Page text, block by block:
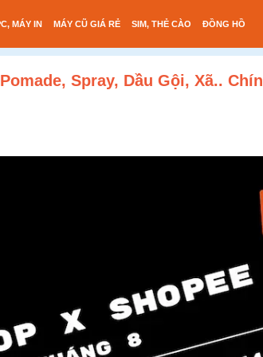
MÁY IN MÁY CŨ GIÁ RẺ SIM, THẺ CÀO ĐỒNG HỒ
Spray, Dầu Gội, Xã..